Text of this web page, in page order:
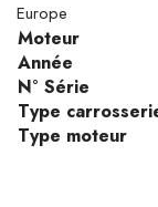
Europe
Moteur
Année
N° Série
Type
Type moteur